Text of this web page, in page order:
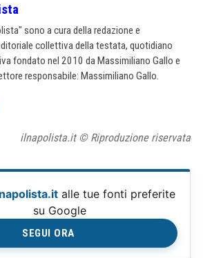
sono a cura della redazione e
collettiva della testata, quotidiano
fondato nel 2010 da Massimiliano Gallo e
responsabile: Massimiliano Gallo.
ilnapolista.it © Riproduzione riservata
alle tue fonti preferite
su Google
SEGUI ORA